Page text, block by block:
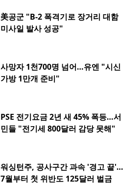
美공군 "B-2 폭격기로 장거리 대함
미사일 발사 성공"
사망자 1천700명 넘어…유엔 "시신
가방 1만개 준비"
PSE 전기요금 2년 새 45% 폭등…서
민들 "전기세 800달러 감당 못해"
워싱턴주, 공사구간 과속 '경고 끝'…
7월부터 첫 위반도 125달러 벌금